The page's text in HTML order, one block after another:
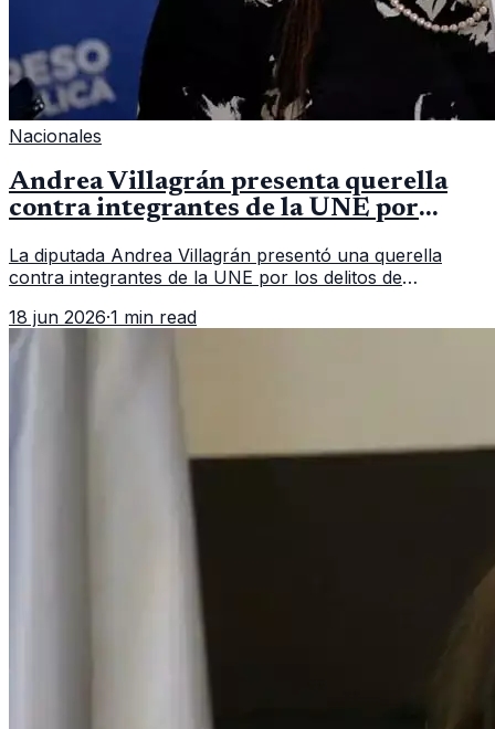
Nacionales
Andrea Villagrán presenta querella
contra integrantes de la UNE por
La diputada Andrea Villagrán presentó una querella
contra integrantes de la UNE por los delitos de
18 jun 2026·1 min read